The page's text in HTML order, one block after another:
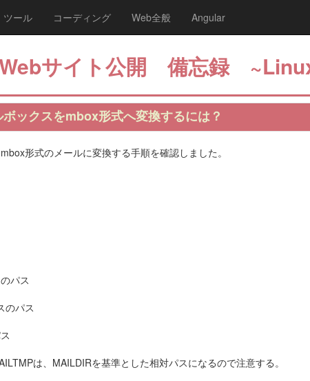
ツール コーディング Web全般 Angular
サイト公開 備忘録
ックスをmbox形式へ変換するには？
形式のメールに変換する手順を確認しました。
パス
のパス
は、MAILDIRを基準とした相対パスになるので注意する。